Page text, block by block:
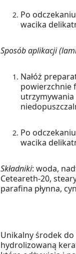
Po
wacika
Sposób aplikacji
Nałóż
powierzchnie
Po
wacika
Składniki: woda,
Ceteareth-20,
parafina płynna,
Unikalny środek
hydrolizowaną